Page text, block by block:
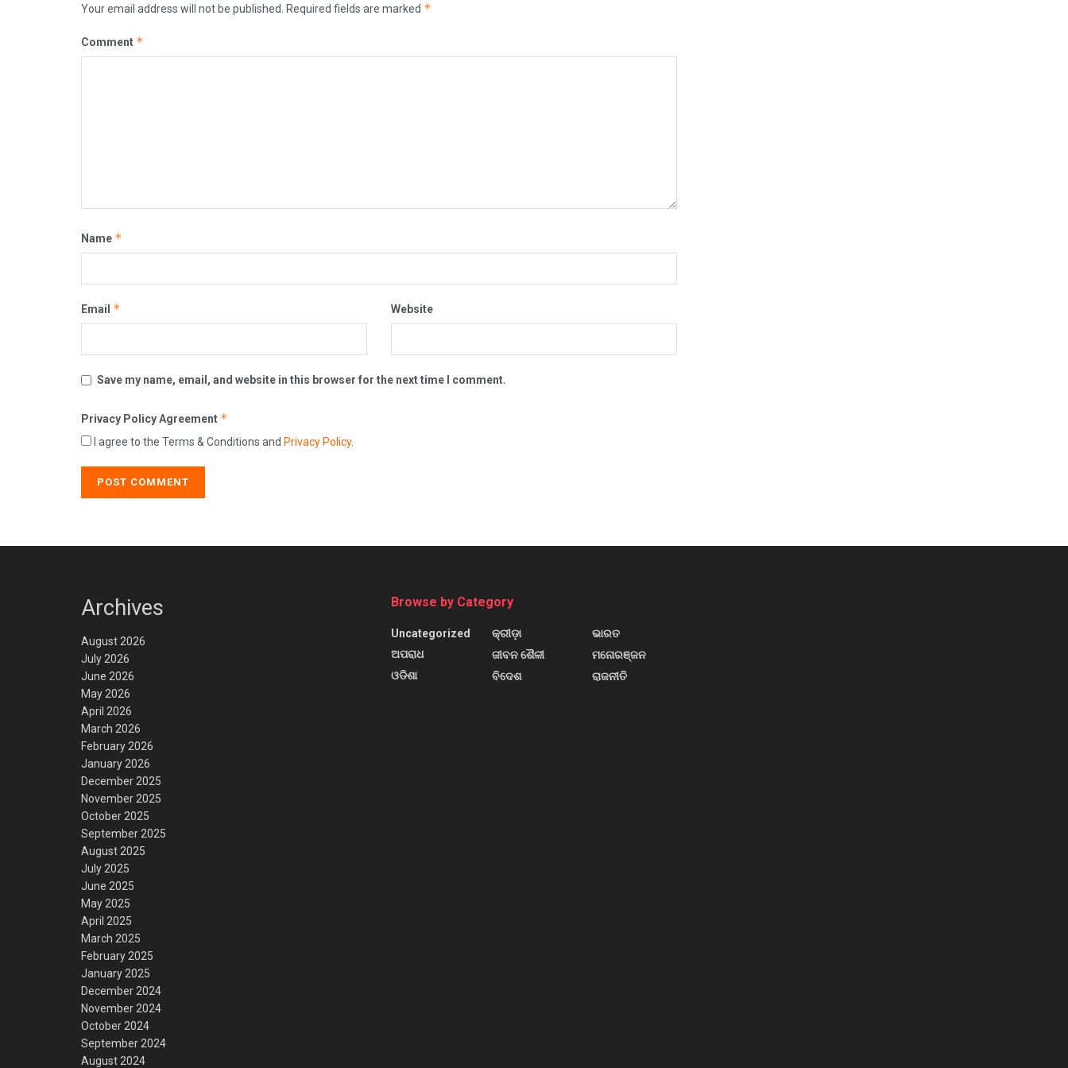
Your email address will not be published. Required fields are marked *
Comment *
Name *
Email * Website
Save my name, email, and website in this browser for the next time I comment.
Privacy Policy Agreement *
I agree to the Terms & Conditions and Privacy Policy.
Archives
August 2026
July 2026
June 2026
May 2026
April 2026
March 2026
February 2026
January 2026
December 2025
November 2025
October 2025
September 2025
August 2025
July 2025
June 2025
May 2025
April 2025
March 2025
February 2025
January 2025
December 2024
November 2024
October 2024
September 2024
August 2024
Browse by Category
Uncategorized
ଅପରାଧ
ଓଡିଶା
କ୍ରୀଡ଼ା
ଜୀବନ ଶୈଳୀ
ବିଦେଶ
ଭାରତ
ମନୋରଞ୍ଜନ
ରାଜନୀତି